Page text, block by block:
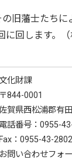
旧藩士たち
回します。（
文化財課
〒844-0001
賀県西松浦郡有
電話番号： 0955-
Fax：0955-43-2802
お問い合わせフォ